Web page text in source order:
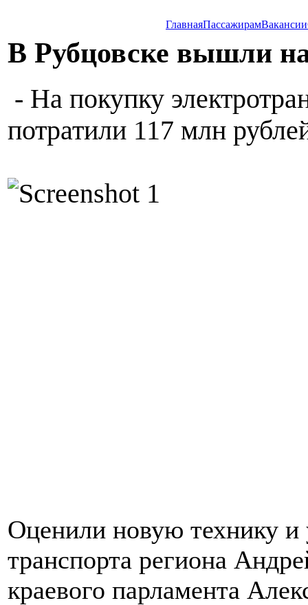
ГлавнаяПассажирамВакансии
В Рубцовске вышли
- На покупку
потратили 117 млн
Оценили новую технику и
транспорта региона
краевого парламента